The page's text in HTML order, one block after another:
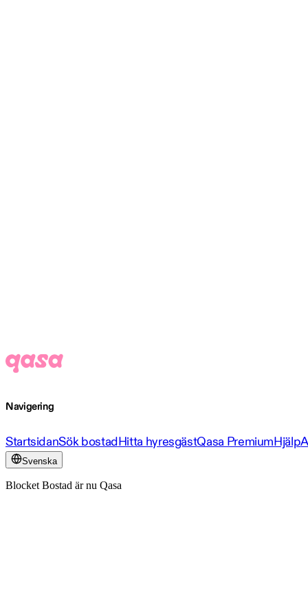
Navigering
StartsidanSök bostadHitta hyresgästQasa PremiumHjälp
Svenska
Blocket Bostad är nu Qasa